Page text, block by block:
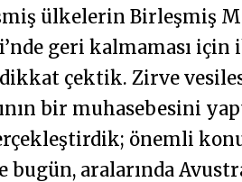
ülkelerin Birleşmiş
geri kalmaması
çektik. Zirve
bir muhasebesini
önemli
bugün, aralarında